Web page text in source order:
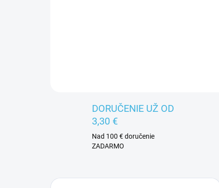
DORUČENIE UŽ OD
3,30 €
Nad 100 € doručenie
ZADARMO